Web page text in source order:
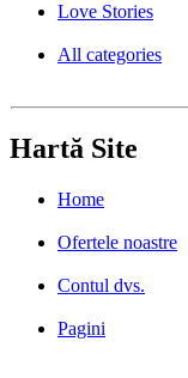
Love Stories
All categories
Hartă Site
Home
Ofertele noastre
Contul dvs.
Pagini